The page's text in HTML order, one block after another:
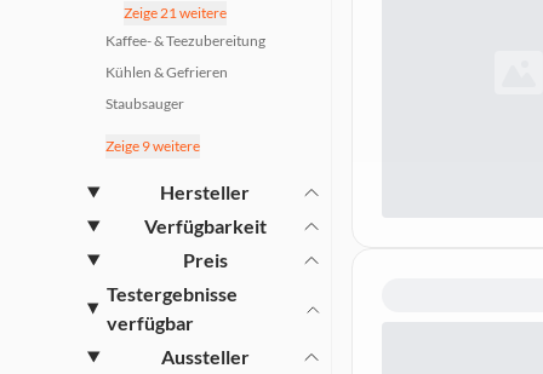
Raclette
Allesschneider
Eierkocher
Küchenwaagen
Reiskocher
Zeige 21 weitere
Kaffee- & Teezubereitung
Kühlen & Gefrieren
Staubsauger
Nähen
Küchengeräte
Kochen Backen & Spülen
Smart Home
Zeige 9 weitere
Hersteller
Verfügbarkeit
Preis
Testergebnisse
verfügbar
Aussteller